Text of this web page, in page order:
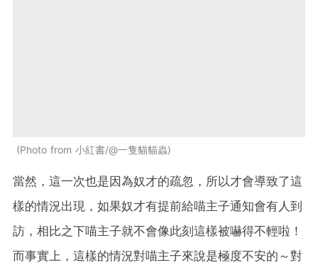
Photo from 小紅書/@一隻貓貓蟲
當然，這一次也是因為奴才的疏忽，所以才會導致了這
樣的情況出現，如果奴才有提前給喵主子通知會有人到
訪，相比之下喵主子就不會像此刻這樣被嚇得不輕啦！
而事實上，這樣的情況對喵主子來說是極度不安的～對